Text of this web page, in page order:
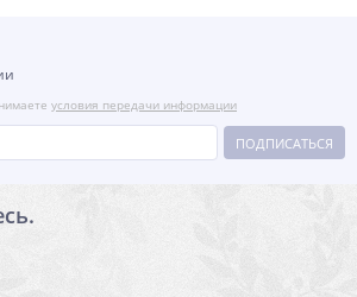
условия передачи информации
ПОДПИСАТЬСЯ